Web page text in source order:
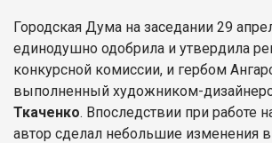
Городская Дума на заседании 29
единодушно одобрила и утвердила
конкурсной комиссии, и гербом
выполненный художником-
Ткаченко. Впоследствии при работе
автор сделал небольшие изменения в